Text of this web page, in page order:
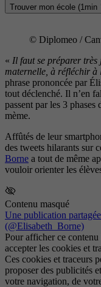
Trouver mon école (1min
© Diplomeo /
« Il faut se préparer très
maternelle, à réfléchir à
phrase prononcée par
tout déclenché. Il n’en
passent par les 3
mème.
Affûtés de leur
des tweets hilarants sur
Borne a tout de même
vouloir orienter les
Contenu masqué
Une publication
(@Elisabeth_Borne)
Pour afficher ce contenu
accepter les cookies et
Ces cookies et traceurs
proposer des publicités
votre navigation, de